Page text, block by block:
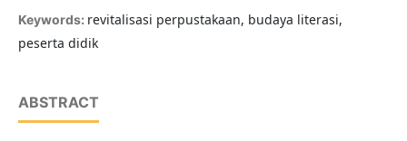
Keywords: revitalisasi perpustakaan, budaya literasi,
peserta didik
ABSTRACT